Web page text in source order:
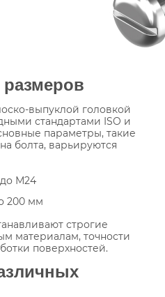
размеров
выпуклой головкой
стандартами ISO и
параметры, такие
болта, варьируются
М24
200 мм
строгие
материалам, точности
поверхностей.